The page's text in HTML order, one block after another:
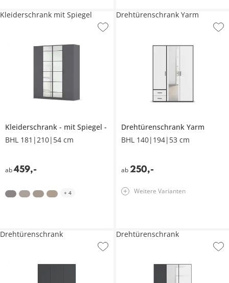
Kleiderschrank
mit Spiegel
BHL 181|210|54 cm
ab459,-
Kleiderschrank mit Spiegel
+ 4
Drehtürenschrank Yarm
BHL 140|194|53 cm
ab 250,-
Drehtürenschrank Yarm
Weitere Varianten
Drehtürenschrank Drehtürenschrank